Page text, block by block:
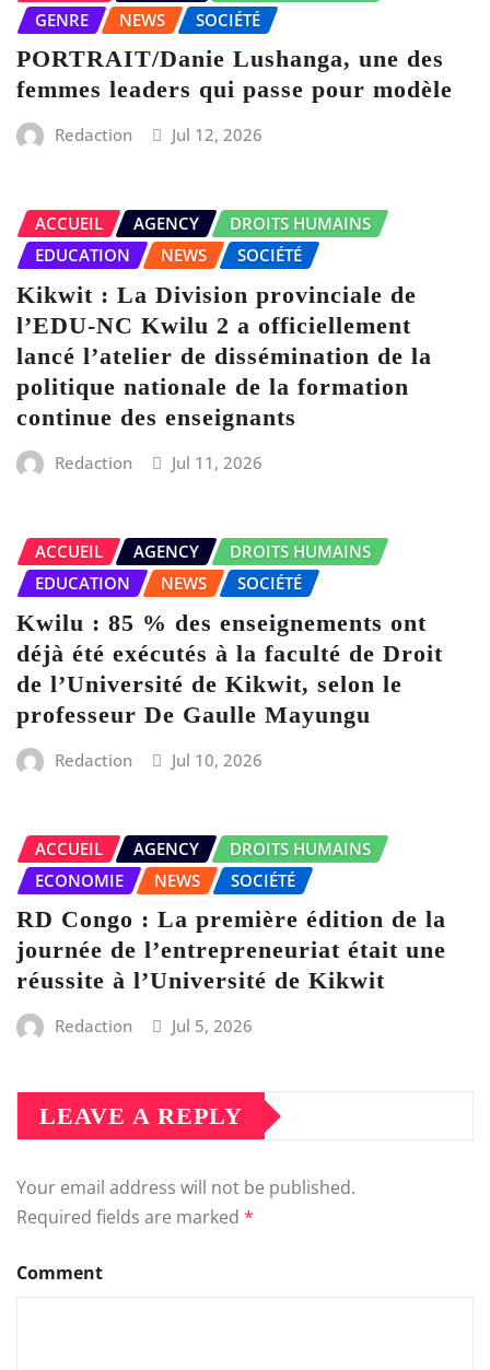
GENRE
NEWS SOCIÉTÉ
PORTRAIT/Danie Lushanga, une des
femmes leaders qui passe pour modèle
Redaction Jul 12, 2026
ACCUEIL AGENCY
DROITS HUMAINS
EDUCATION
NEWS SOCIÉTÉ
Kikwit : La Division provinciale de
l’EDU-NC Kwilu 2 a officiellement
lancé l’atelier de dissémination de la
politique nationale de la formation
continue des enseignants
Redaction Jul 11, 2026
ACCUEIL AGENCY
DROITS HUMAINS
EDUCATION
NEWS SOCIÉTÉ
Kwilu : 85 % des enseignements ont
déjà été exécutés à la faculté de Droit
de l’Université de Kikwit, selon le
professeur De Gaulle Mayungu
Redaction Jul 10, 2026
ACCUEIL AGENCY
DROITS HUMAINS
ECONOMIE
NEWS SOCIÉTÉ
RD Congo : La première édition de la
journée de l’entrepreneuriat était une
réussite à l’Université de Kikwit
Redaction Jul 5, 2026
LEAVE A REPLY
Your email address will not be published.
Required fields are marked *
Comment